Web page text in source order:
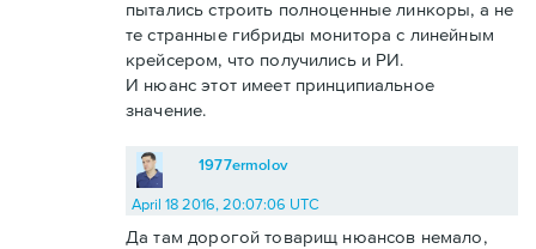
пытались строить полноценные линкоры, а не
те странные гибриды монитора с линейным
крейсером, что получились и РИ.
И нюанс этот имеет принципиальное
значение.
1977ermolov
April 18 2016, 20:07:06 UTC
Да там дорогой товарищ нюансов немало,